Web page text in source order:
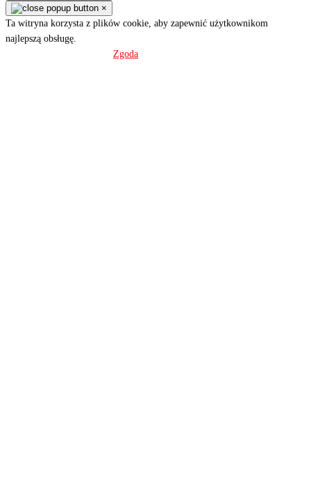
×
Ta witryna korzysta z plików cookie, aby zapewnić użytkownikom
najlepszą obsługę.
Zgoda